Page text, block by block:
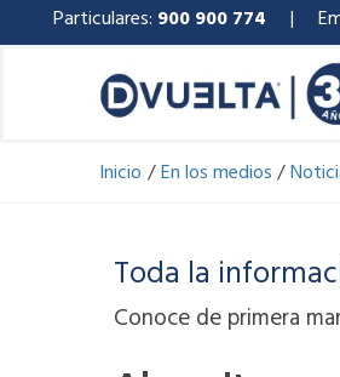
al
Particulares: 900 900 774 |
Inicio En los medios
Toda la
Conoce de primera